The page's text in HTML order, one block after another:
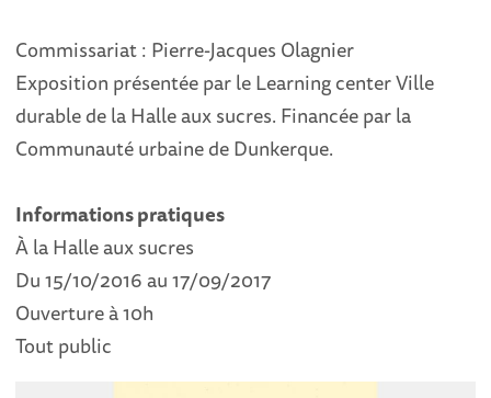
Commissariat : Pierre-Jacques Olagnier
Exposition présentée par le Learning center Ville
durable de la Halle aux sucres. Financée par la
Communauté urbaine de Dunkerque.
Informations pratiques
À la Halle aux sucres
Du 15/10/2016 au 17/09/2017
Ouverture à 10h
Tout public